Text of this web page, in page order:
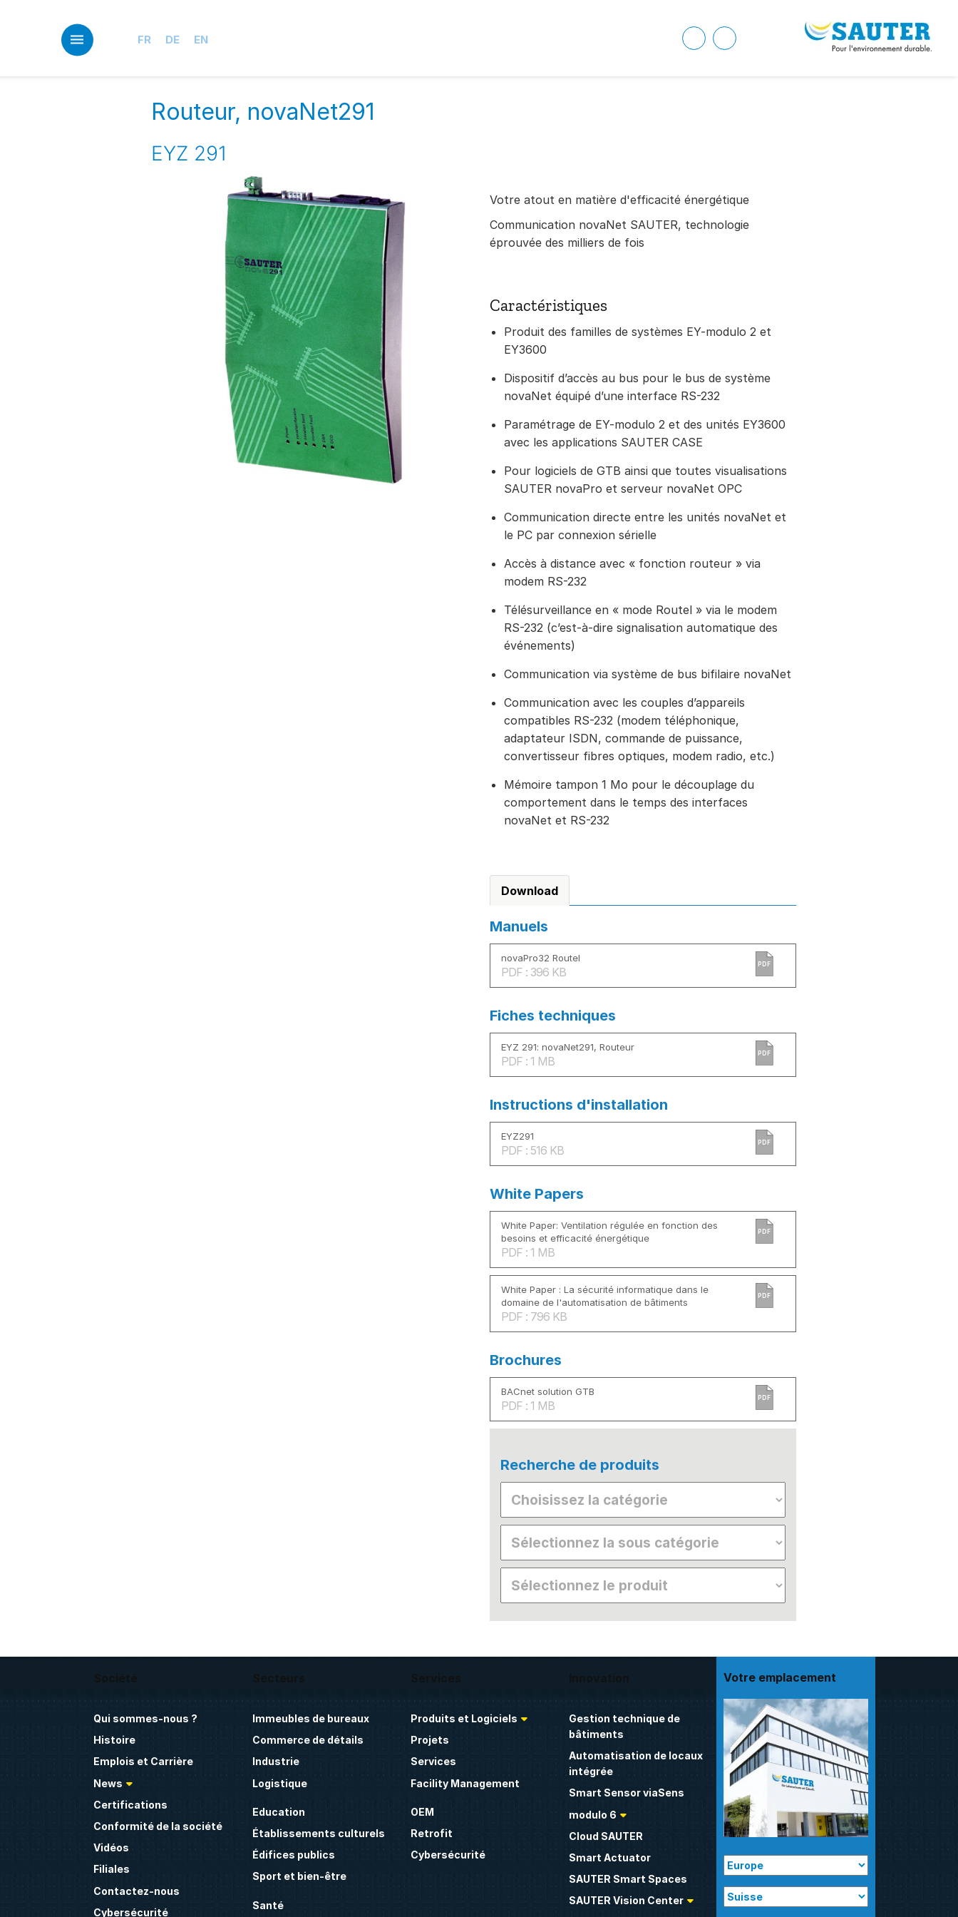
FR DE EN
Routeur, novaNet291
EYZ 291
Votre atout en matière d'efficacité énergétique
Communication novaNet SAUTER, technologie
éprouvée des milliers de fois
Caractéristiques
Produit des familles de systèmes EY-modulo 2 et
EY3600
Dispositif d’accès au bus pour le bus de système
novaNet équipé d’une interface RS-232
Paramétrage de EY-modulo 2 et des unités EY3600
avec les applications SAUTER CASE
Pour logiciels de GTB ainsi que toutes visualisations
SAUTER novaPro et serveur novaNet OPC
Communication directe entre les unités novaNet et
le PC par connexion sérielle
Accès à distance avec « fonction routeur » via
modem RS-232
Télésurveillance en « mode Routel » via le modem
RS-232 (c’est-à-dire signalisation automatique des
événements)
Communication via système de bus bifilaire novaNet
Communication avec les couples d’appareils
compatibles RS-232 (modem téléphonique,
adaptateur ISDN, commande de puissance,
convertisseur fibres optiques, modem radio, etc.)
Mémoire tampon 1 Mo pour le découplage du
comportement dans le temps des interfaces
novaNet et RS-232
Download
Manuels
novaPro32 Routel
PDF : 396 KB
PDF
Fiches techniques
EYZ 291: novaNet291, Routeur
PDF : 1 MB
PDF
Instructions d'installation
EYZ291
PDF : 516 KB
PDF
White Papers
White Paper: Ventilation régulée en fonction des
besoins et efficacité énergétique
PDF : 1 MB
PDF
White Paper : La sécurité informatique dans le
domaine de l'automatisation de bâtiments
PDF : 796 KB
PDF
Brochures
BACnet solution GTB
PDF : 1 MB
PDF
Recherche de produits
Société
Qui sommes-nous ?
Histoire
Emplois et Carrière
News
Certifications
Conformité de la société
Vidéos
Filiales
Contactez-nous
Cybersécurité
Secteurs
Immeubles de bureaux
Commerce de détails
Industrie
Logistique
Education
Établissements culturels
Édifices publics
Sport et bien-être
Santé
Services
Produits et Logiciels
Projets
Services
Facility Management
OEM
Retrofit
Cybersécurité
Innovation
Gestion technique de
bâtiments
Automatisation de locaux
intégrée
Smart Sensor viaSens
modulo 6
Cloud SAUTER
Smart Actuator
SAUTER Smart Spaces
SAUTER Vision Center
Votre emplacement